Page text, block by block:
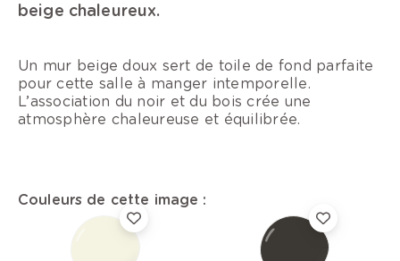
beige chaleureux.
Un mur beige doux sert de toile de fond parfaite
pour cette salle à manger intemporelle.
L’association du noir et du bois crée une
atmosphère chaleureuse et équilibrée.
Couleurs de cette image :